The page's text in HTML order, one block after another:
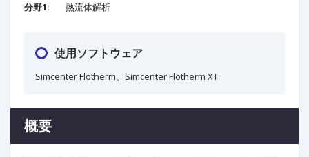
分野1: 熱流体解析
使用ソフトウェア
Simcenter Flotherm、Simcenter Flotherm XT
概要